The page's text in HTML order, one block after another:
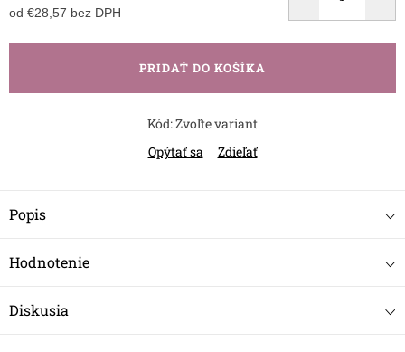
od €28,57 bez DPH
cena:
PRIDAŤ DO KOŠÍKA
Kód:Zvoľte variant
Opýtať sa
Zdieľať
Popis
Hodnotenie
Diskusia